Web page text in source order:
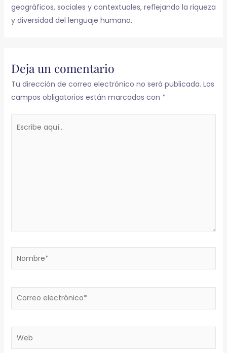
geográficos, sociales y contextuales, reflejando la riqueza
y diversidad del lenguaje humano.
Deja un comentario
Tu dirección de correo electrónico no será publicada. Los
campos obligatorios están marcados con *
Nombre*
Correo
Web